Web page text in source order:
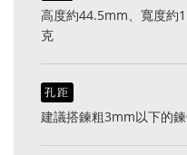
高度約44.5mm、寬度約
克
孔距
建議搭鍊粗3mm以下的